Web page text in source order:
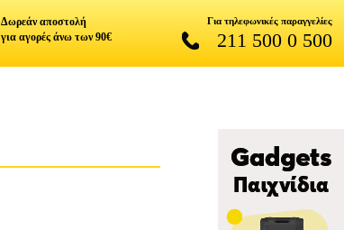
Δωρεάν αποστολή
για αγορές άνω των 90€
Για τηλεφωνικές παραγγελίες
211 500 0 500